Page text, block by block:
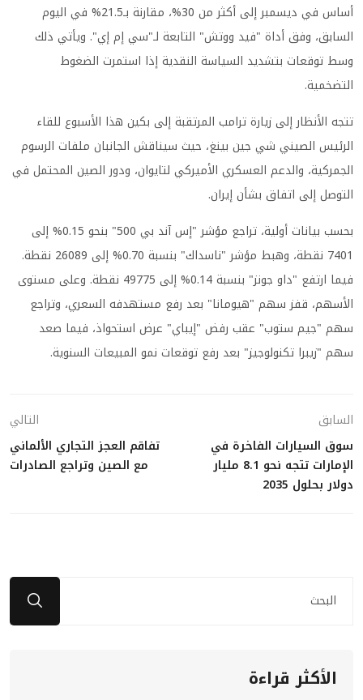
أساس في ديسمبر إلى أكثر من 30%، مقارنة بـ21.5% في اليوم
السابق، وفق أداة "فيد ووتش" التابعة لـ"سي إم إي". ويأتي ذلك
وسط توقعات بتشديد السياسة النقدية إذا استمرت الضغوط
التضخمية.
تتجه الأنظار إلى زيارة ترامب المرتقبة إلى بكين هذا الأسبوع للقاء
الرئيس الصيني شي جين بينغ، حيث سيناقش الجانبان ملفات الرسوم
الجمركية، والدعم العسكري الأميركي لتايوان، ودور الصين المحتمل في
التوصل إلى اتفاق بشأن إيران.
بحسب بيانات أولية، تراجع مؤشر "إس آند بي 500" بنحو 0.15% إلى
7401 نقطة، وهبط مؤشر "ناسداك" بنسبة 0.70% إلى 26089 نقطة.
فيما ارتفع "داو جونز" بنسبة 0.14% إلى 49775 نقطة. وعلى مستوى
الأسهم، قفز سهم "هيومانا" بعد رفع مستهدفه السعري، وتراجع
سهم "جيم ستوب" عقب رفض "إيباي" عرض استحواذ، فيما صعد
سهم "زيبرا تكنولوجيز" بعد رفع توقعات نمو المبيعات السنوية.
السابق
سوق السيارات الفاخرة في
الإمارات تتجه نحو 8.1 مليار
دولار بحلول 2035
التالي
تفاقم العجز التجاري الألماني
مع الصين وتراجع الصادرات
الأكثر قراءة